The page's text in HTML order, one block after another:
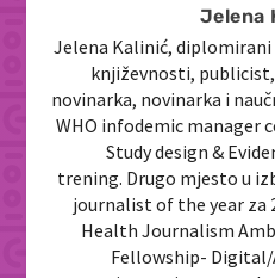
Jelena
Jelena Kalinić,
književnosti,
novinarka, novinarka i
WHO infodemic
Study design &
trening. Drugo mjesto u
journalist of the year za
Health Journalism
Fellowship-